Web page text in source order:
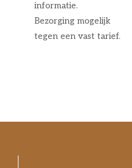
informatie.
Bezorging mogelijk
tegen een vast tarief.